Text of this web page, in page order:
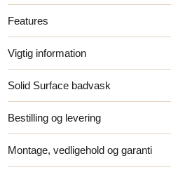
Features
Vigtig information
Solid Surface badvask
Bestilling og levering
Montage, vedligehold og garanti